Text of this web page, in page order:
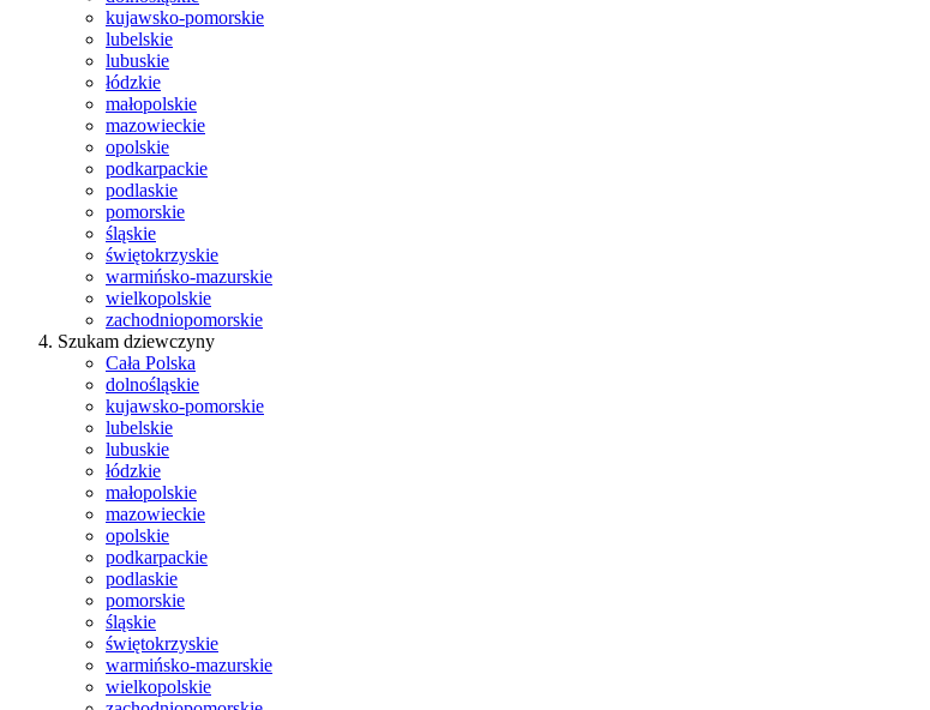
kujawsko-pomorskie
lubelskie
lubuskie
łódzkie
małopolskie
mazowieckie
opolskie
podkarpackie
podlaskie
pomorskie
śląskie
świętokrzyskie
warmińsko-mazurskie
wielkopolskie
zachodniopomorskie
Szukam dziewczyny
Cała Polska
dolnośląskie
kujawsko-pomorskie
lubelskie
lubuskie
łódzkie
małopolskie
mazowieckie
opolskie
podkarpackie
podlaskie
pomorskie
śląskie
świętokrzyskie
warmińsko-mazurskie
wielkopolskie